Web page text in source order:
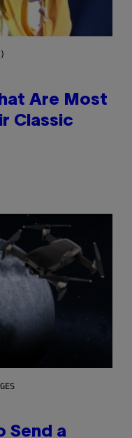
Are Most
Classic
Send a